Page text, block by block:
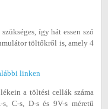
így hát essen szó
töltőkről is, amely 4
linken
a töltési cellák száma
C-s, D-s és 9V-s méretű